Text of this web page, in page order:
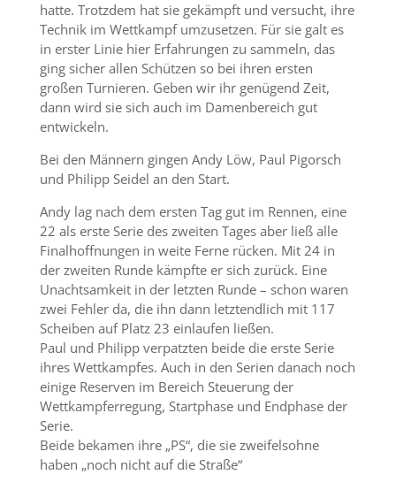
hatte. Trotzdem hat sie gekämpft und versucht, ihre
Technik im Wettkampf umzusetzen. Für sie galt es
in erster Linie hier Erfahrungen zu sammeln, das
ging sicher allen Schützen so bei ihren ersten
großen Turnieren. Geben wir ihr genügend Zeit,
dann wird sie sich auch im Damenbereich gut
entwickeln.
Bei den Männern gingen Andy Löw, Paul Pigorsch
und Philipp Seidel an den Start.
Andy lag nach dem ersten Tag gut im Rennen, eine
22 als erste Serie des zweiten Tages aber ließ alle
Finalhoffnungen in weite Ferne rücken. Mit 24 in
der zweiten Runde kämpfte er sich zurück. Eine
Unachtsamkeit in der letzten Runde – schon waren
zwei Fehler da, die ihn dann letztendlich mit 117
Scheiben auf Platz 23 einlaufen ließen.
Paul und Philipp verpatzten beide die erste Serie
ihres Wettkampfes. Auch in den Serien danach noch
einige Reserven im Bereich Steuerung der
Wettkampferregung, Startphase und Endphase der
Serie.
Beide bekamen ihre „PS“, die sie zweifelsohne
haben „noch nicht auf die Straße“